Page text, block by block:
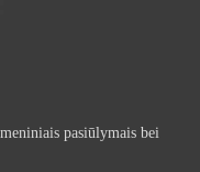
pasiūlymais bei